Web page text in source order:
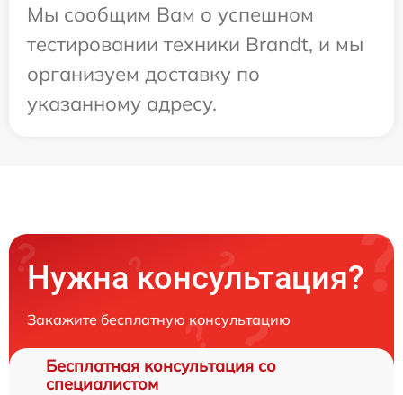
Мы сообщим Вам о успешном
тестировании техники Brandt, и мы
организуем доставку по
указанному адресу.
Нужна консультация?
Закажите бесплатную консультацию
Бесплатная консультация со
специалистом